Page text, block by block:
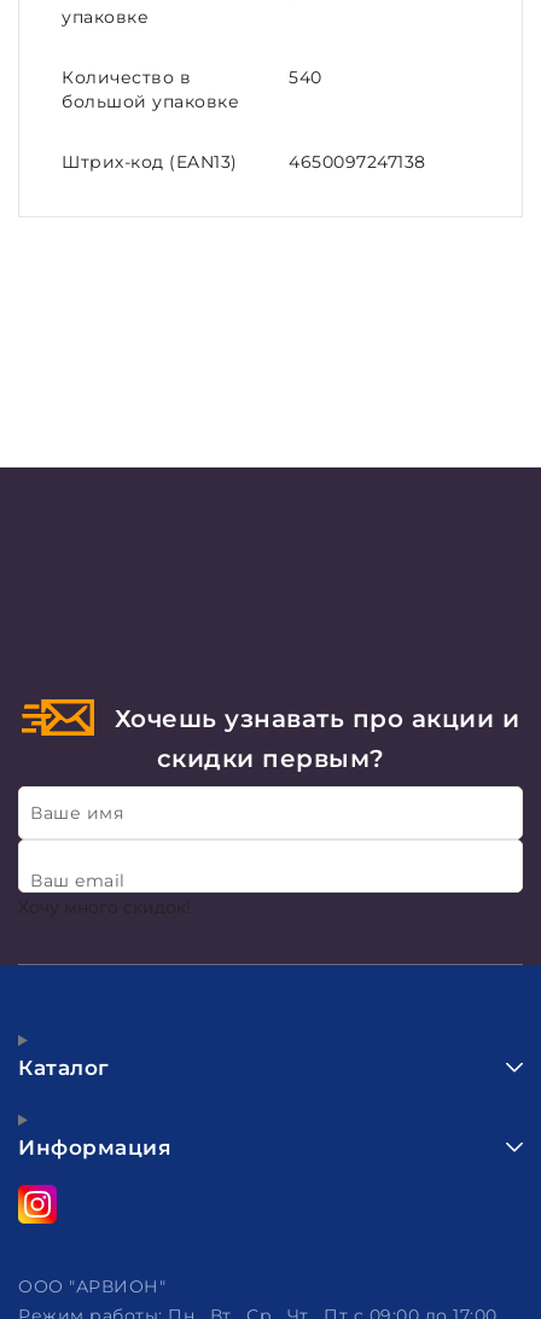
упаковке
Количество в
большой упаковке
540
Штрих-код (EAN13) 4650097247138
Хочешь узнавать про акции и
скидки первым?
Ваше имя
Ваш email
Хочу много скидок!
Каталог
Информация
ООО "АРВИОН"